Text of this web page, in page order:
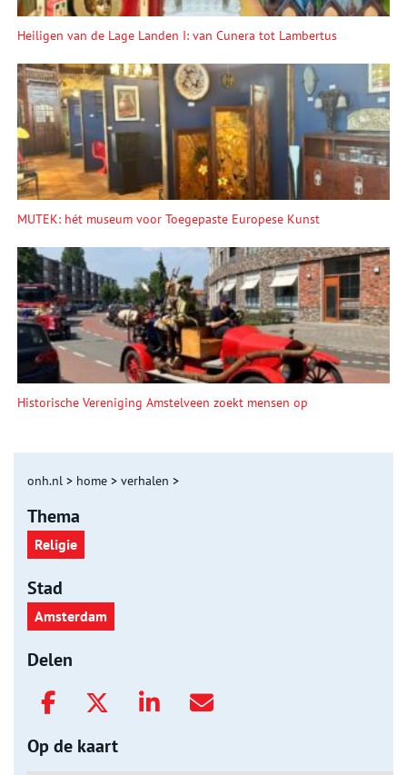
Heiligen van de Lage Landen I: van Cunera tot Lambertus
MUTEK: hét museum voor Toegepaste Europese Kunst
Historische Vereniging Amstelveen zoekt mensen op
onh.nl > home > verhalen >
Thema
Religie
Stad
Amsterdam
Delen
Op de kaart